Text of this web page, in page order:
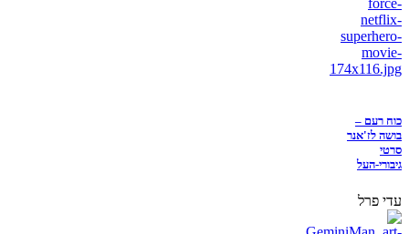
כוח רעם –
בושה לז'אנר
סרטי
גיבורי-העל
עדי פרל